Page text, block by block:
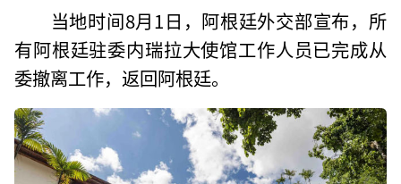
当地时间8月1日，阿根廷外交部宣布，所
有阿根廷驻委内瑞拉大使馆工作人员已完成从
委撤离工作，返回阿根廷。